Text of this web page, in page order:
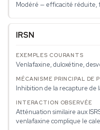
Modéré — efficacité réduite,
IRSN
Venlafaxine, duloxétine,
Inhibition de la recapture
Atténuation similaire aux
venlafaxine complique le